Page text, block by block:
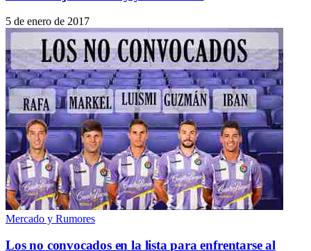
5 de enero de 2017
Mercado y Rumores
Los no convocados en la lista para enfrentarse al